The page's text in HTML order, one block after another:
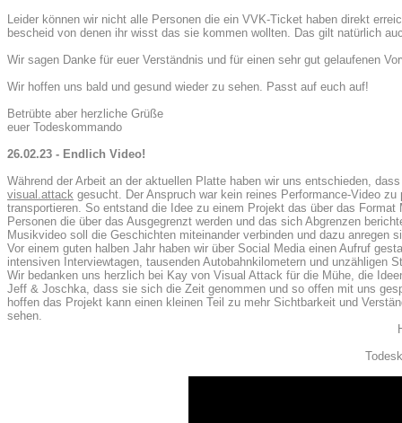
Leider können wir nicht alle Personen die ein VVK-Ticket haben direkt
bescheid von denen ihr wisst das sie kommen wollten. Das gilt natürlich
Wir sagen Danke für euer Verständnis und für einen sehr gut gelaufenen
Wir hoffen uns bald und gesund wieder zu sehen. Passt auf euch auf!
Betrübte aber herzliche Grüße
euer Todeskommando
26.02.23 - Endlich Video!
Während der Arbeit an der aktuellen Platte haben wir uns entschieden,
visual.attack gesucht. Der Anspruch war kein reines Performance-Video
transportieren. So entstand die Idee zu einem Projekt das über das
Personen die über das Ausgegrenzt werden und das sich Abgrenzen
Musikvideo soll die Geschichten miteinander verbinden und dazu anregen
Vor einem guten halben Jahr haben wir über Social Media einen Aufruf
intensiven Interviewtagen, tausenden Autobahnkilometern und
Wir bedanken uns herzlich bei Kay von Visual Attack für die Mühe, die
Jeff & Joschka, dass sie sich die Zeit genommen und so offen mit uns
hoffen das Projekt kann einen kleinen Teil zu mehr Sichtbarkeit und
sehen.